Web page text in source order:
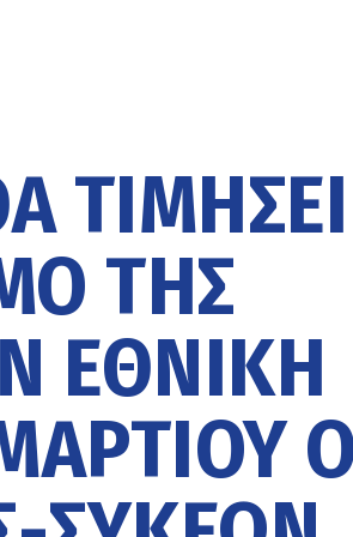
ΤΙΜΉΣΕΙ
ΤΗΣ
ΕΘΝΙΚΉ